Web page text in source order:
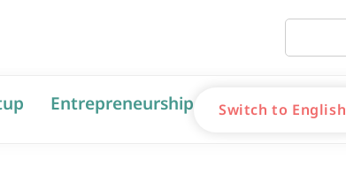
Entrepreneurship Switch to English